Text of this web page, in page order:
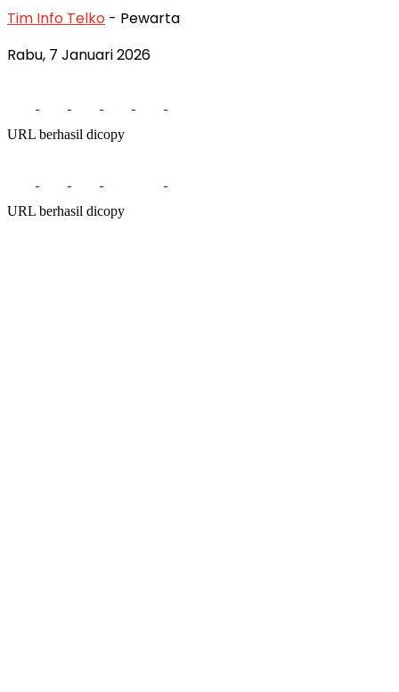
Tim Info Telko - Pewarta
Rabu, 7 Januari 2026
URL berhasil dicopy
URL berhasil dicopy